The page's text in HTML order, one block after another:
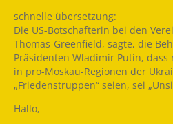
schnelle übersetzung:
Die US-Botschafterin bei den
Thomas-Greenfield, sagte, die
Präsidenten Wladimir Putin,
in pro-Moskau-Regionen der
„Friedenstruppen“ seien, sei
Hallo,